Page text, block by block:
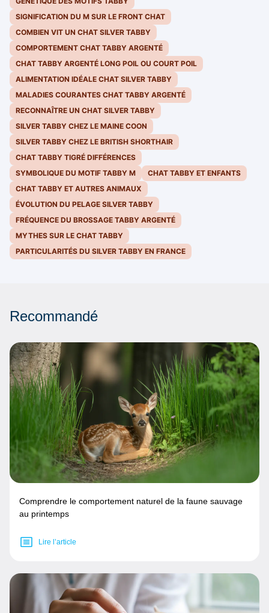
SIGNIFICATION DU M SUR LE FRONT CHAT
COMBIEN VIT UN CHAT SILVER TABBY
COMPORTEMENT CHAT TABBY ARGENTÉ
CHAT TABBY ARGENTÉ LONG POIL OU COURT POIL
ALIMENTATION IDÉALE CHAT SILVER TABBY
MALADIES COURANTES CHAT TABBY ARGENTÉ
RECONNAÎTRE UN CHAT SILVER TABBY
SILVER TABBY CHEZ LE MAINE COON
SILVER TABBY CHEZ LE BRITISH SHORTHAIR
CHAT TABBY TIGRÉ DIFFÉRENCES
SYMBOLIQUE DU MOTIF TABBY M
CHAT TABBY ET ENFANTS
CHAT TABBY ET AUTRES ANIMAUX
ÉVOLUTION DU PELAGE SILVER TABBY
FRÉQUENCE DU BROSSAGE TABBY ARGENTÉ
MYTHES SUR LE CHAT TABBY
PARTICULARITÉS DU SILVER TABBY EN FRANCE
Recommandé
Comprendre le comportement naturel de la faune sauvage
au printemps
Lire l’article